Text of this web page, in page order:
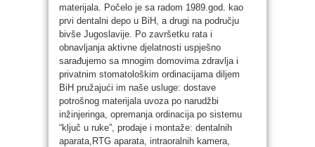
materijala. Počelo je sa radom 1989.god. kao
prvi dentalni depo u BiH, a drugi na području
bivše Jugoslavije. Po završetku rata i
obnavljanja aktivne djelatnosti uspješno
sarađujemo sa mnogim domovima zdravlja i
privatnim stomatološkim ordinacijama diljem
BiH pružajući im naše usluge: dostave
potrošnog materijala uvoza po narudžbi
inžinjeringa, opremanja ordinacija po sistemu
“ključ u ruke”, prodaje i montaže: dentalnih
aparata,RTG aparata, intraoralnih kamera,